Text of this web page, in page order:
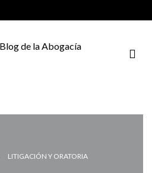
LITIGACIÓN Y ORATORIA